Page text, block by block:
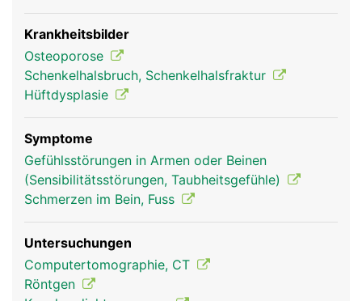
Oberschenkel
Mann
Krankheitsbilder
Osteoporose
Schenkelhalsbruch, Schenkelhalsfraktur
Hüftdysplasie
Symptome
Gefühlsstörungen in Armen oder Beinen
(Sensibilitätsstörungen, Taubheitsgefühle)
Schmerzen im Bein, Fuss
Untersuchungen
Computertomographie, CT
Röntgen